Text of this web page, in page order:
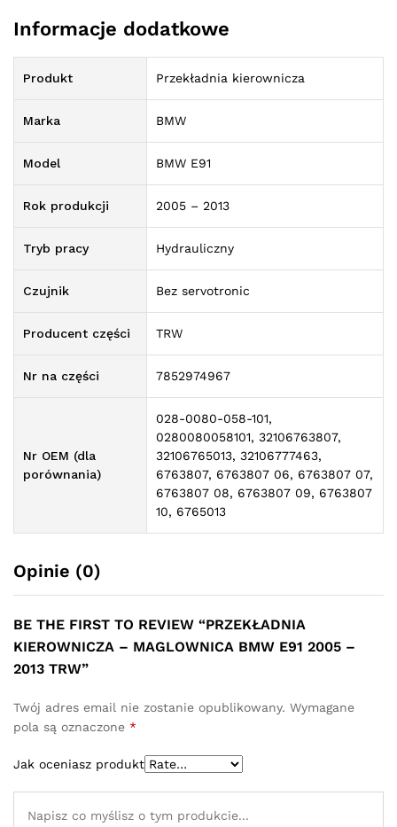
Informacje dodatkowe
Produkt Przekładnia kierownicza
Marka BMW
Model BMW E91
Rok produkcji 2005 – 2013
Tryb pracy Hydrauliczny
Czujnik Bez servotronic
Producent części TRW
Nr na części 7852974967
Nr OEM (dla
porównania)
028-0080-058-101,
0280080058101, 32106763807,
32106765013, 32106777463,
6763807, 6763807 06, 6763807 07,
6763807 08, 6763807 09, 6763807
10, 6765013
Opinie (0)
BE THE FIRST TO REVIEW “PRZEKŁADNIA
KIEROWNICZA – MAGLOWNICA BMW E91 2005 –
2013 TRW”
Twój adres email nie zostanie opublikowany. Wymagane
pola są oznaczone *
Jak oceniasz produkt